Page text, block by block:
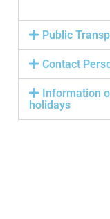
Public
Contact
Information
holidays